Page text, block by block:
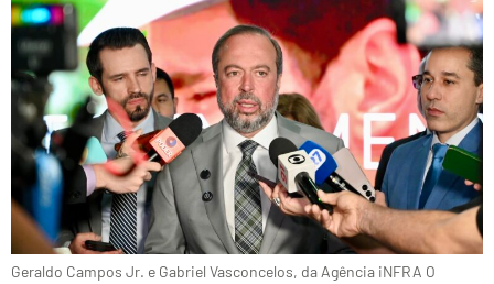
Geraldo Campos Jr. e Gabriel Vasconcelos, da Agência iNFRA O